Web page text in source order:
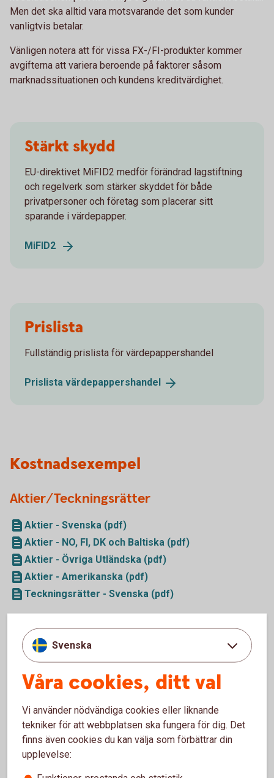
Men det ska alltid vara motsvarande det som kunder
vanligtvis betalar.
Vänligen notera att för vissa FX-/FI-produkter kommer
avgifterna att variera beroende på faktorer såsom
marknadssituationen och kundens kreditvärdighet.
Stärkt skydd
EU-direktivet MiFID2 medför förändrad lagstiftning
och regelverk som stärker skyddet för både
privatpersoner och företag som placerar sitt
sparande i värdepapper.
MiFID2
Prislista
Fullständig prislista för värdepappershandel
Prislista värdepappershandel
Kostnadsexempel
Aktier/Teckningsrätter
Aktier - Svenska (pdf)
Aktier - NO, FI, DK och Baltiska (pdf)
Aktier - Övriga Utländska (pdf)
Aktier - Amerikanska (pdf)
Teckningsrätter - Svenska (pdf)
Certifikat, Warranter och Räntebevis
Certifikat (pdf)
Warranter (pdf)
EFT:er (pdf)
Räntebevis (pdf)
Obligationer/Strukturerade produkter
Obligationer (pdf)
Svenska
Våra cookies, ditt val
Vi använder nödvändiga cookies eller liknande
tekniker för att webbplatsen ska fungera för dig. Det
finns även cookies du kan välja som förbättrar din
upplevelse: